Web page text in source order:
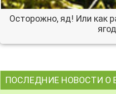
Осторожно, яд! Или как
ПОСЛЕДНИЕ НОВОСТИ О